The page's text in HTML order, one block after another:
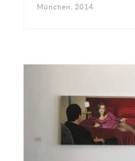
München, 2014